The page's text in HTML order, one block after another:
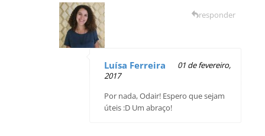
Luísa Ferreira
01 de fevereiro,
2017
Por nada, Odair! Espero que sejam
úteis :D Um abraço!
responder